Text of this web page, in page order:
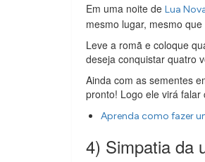
Em uma noite de Lua
mesmo lugar, mesmo
Leve a romã e coloque
deseja conquistar quatro
Ainda com as sementes
pronto! Logo ele virá
Aprenda como fazer
4) Simpatia da